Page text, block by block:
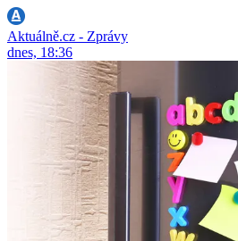
Aktuálně.cz - Zprávy
dnes, 18:36